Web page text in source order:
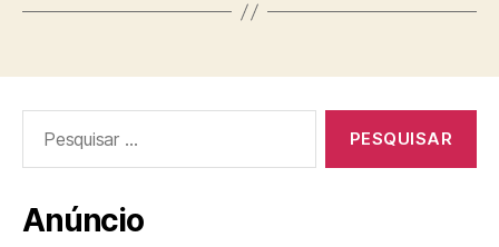
por:
Anúncio